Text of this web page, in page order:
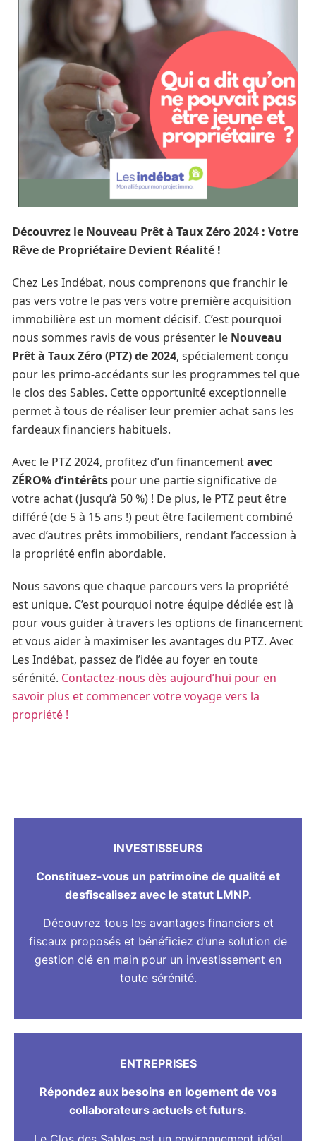
Découvrez le Nouveau Prêt à Taux Zéro 2024 : Votre
Rêve de Propriétaire Devient Réalité !
Chez Les Indébat, nous comprenons que franchir le
pas vers votre le pas vers votre première acquisition
immobilière est un moment décisif. C’est pourquoi
nous sommes ravis de vous présenter le Nouveau
Prêt à Taux Zéro (PTZ) de 2024, spécialement conçu
pour les primo-accédants sur les programmes tel que
le clos des Sables. Cette opportunité exceptionnelle
permet à tous de réaliser leur premier achat sans les
fardeaux financiers habituels.
Avec le PTZ 2024, profitez d’un financementavec
ZÉRO% d’intérêts pour une partie significative de
votre achat (jusqu’à 50 %) ! De plus, le PTZ peut être
différé (de 5 à 15 ans !) peut être facilement combiné
avec d’autres prêts immobiliers, rendant l’accession à
la propriété enfin abordable.
Nous savons que chaque parcours vers la propriété
est unique. C’est pourquoi notre équipe dédiée est là
pour vous guider à travers les options de financement
et vous aider à maximiser les avantages du PTZ. Avec
Les Indébat, passez de l’idée au foyer en toute
sérénité. Contactez-nous dès aujourd’hui pour en
savoir plus et commencer votre voyage vers la
propriété !
INVESTISSEURS
Constituez-vous un patrimoine de qualité et
desfiscalisez avec le statut LMNP.
Découvrez tous les avantages financiers et
fiscaux proposés et bénéficiez d’une solution de
gestion clé en main pour un investissement en
toute sérénité.
ENTREPRISES
Répondez aux besoins en logement de vos
collaborateurs actuels et futurs.